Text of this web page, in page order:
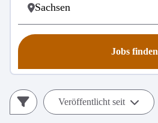
Jobs finden
Veröffentlicht seit